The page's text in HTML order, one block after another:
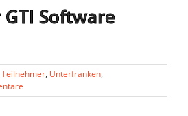
Software
Teilnehmer, Unterfranken,